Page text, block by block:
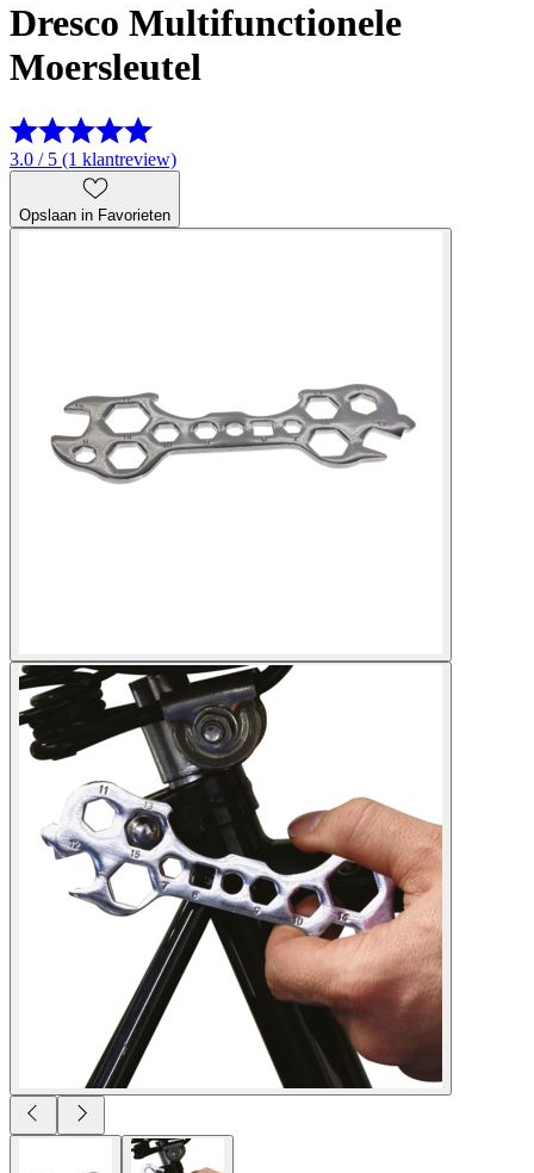
Dresco Multifunctionele
Moersleutel
3.0 / 5 (1 klantreview)
Opslaan in Favorieten